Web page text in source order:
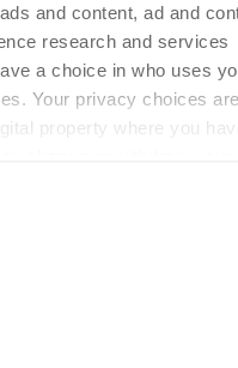
and content, ad and
research and services
a choice in who uses
Your privacy choices
property where you
how your personal data is
in the
content and
mit „K48
in Berlin-Mitte
-28.07.2026
als Büro geplanten